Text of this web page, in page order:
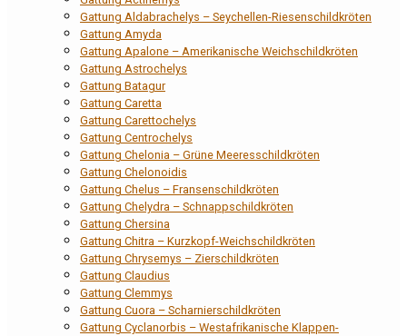
Gattung Aldabrachelys – Seychellen-Riesenschildkröten
Gattung Amyda
Gattung Apalone – Amerikanische Weichschildkröten
Gattung Astrochelys
Gattung Batagur
Gattung Caretta
Gattung Carettochelys
Gattung Centrochelys
Gattung Chelonia – Grüne Meeresschildkröten
Gattung Chelonoidis
Gattung Chelus – Fransenschildkröten
Gattung Chelydra – Schnappschildkröten
Gattung Chersina
Gattung Chitra – Kurzkopf-Weichschildkröten
Gattung Chrysemys – Zierschildkröten
Gattung Claudius
Gattung Clemmys
Gattung Cuora – Scharnierschildkröten
Gattung Cyclanorbis – Westafrikanische Klappen-